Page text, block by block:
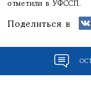
отметили в УФССП.
Поделиться в